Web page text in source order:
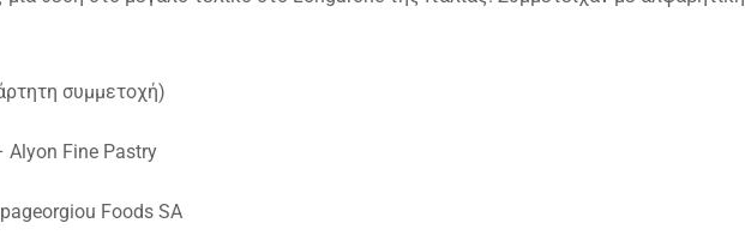
συμμετοχή)
Alyon Fine Pastry
Foods SA